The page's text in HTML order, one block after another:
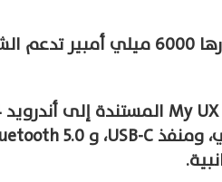
وزودت موتورولا الهاتف ببطارية بسعة كبيرة قدرها